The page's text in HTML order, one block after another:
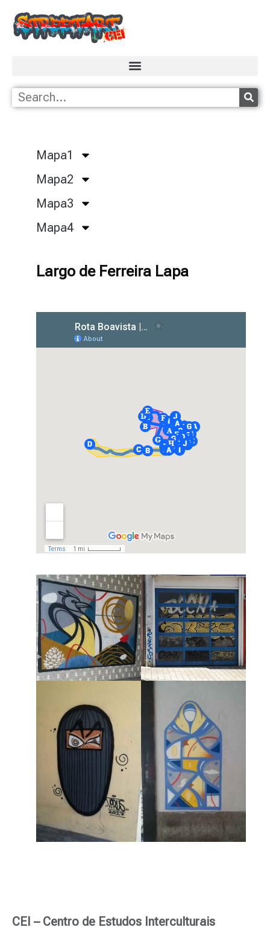
Mapa1
Mapa2
Mapa3
Mapa4
Largo de Ferreira Lapa
CEI – Centro de Estudos Interculturais